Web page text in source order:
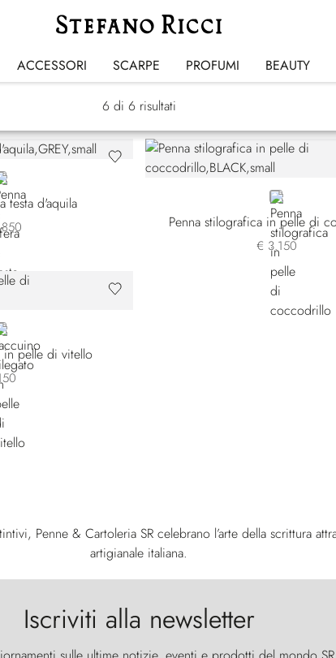
ACCESSORI SCARPE PROFUMI BEAUTY
Penne & Cartoleria
6 di 6 risultati
testa d'aquila
BLACK
Penna stilografica in pelle di
€ 3.150
in pelle di vitello
Penne & Cartoleria SR celebrano l’arte della scrittura
artigianale italiana.
Iscriviti alla newsletter